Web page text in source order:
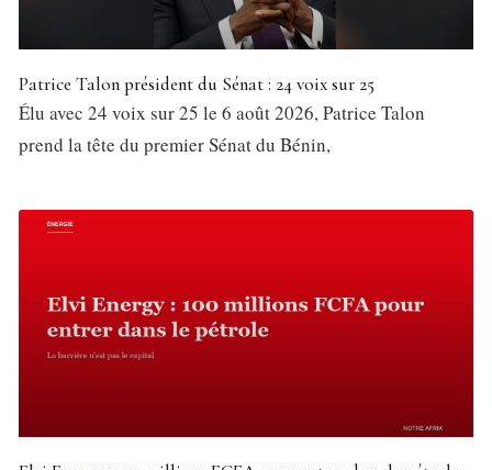
Patrice Talon président du Sénat : 24 voix sur 25
Élu avec 24 voix sur 25 le 6 août 2026, Patrice Talon
prend la tête du premier Sénat du Bénin,